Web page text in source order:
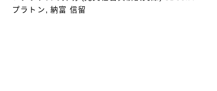
プラトン, 納富 信留